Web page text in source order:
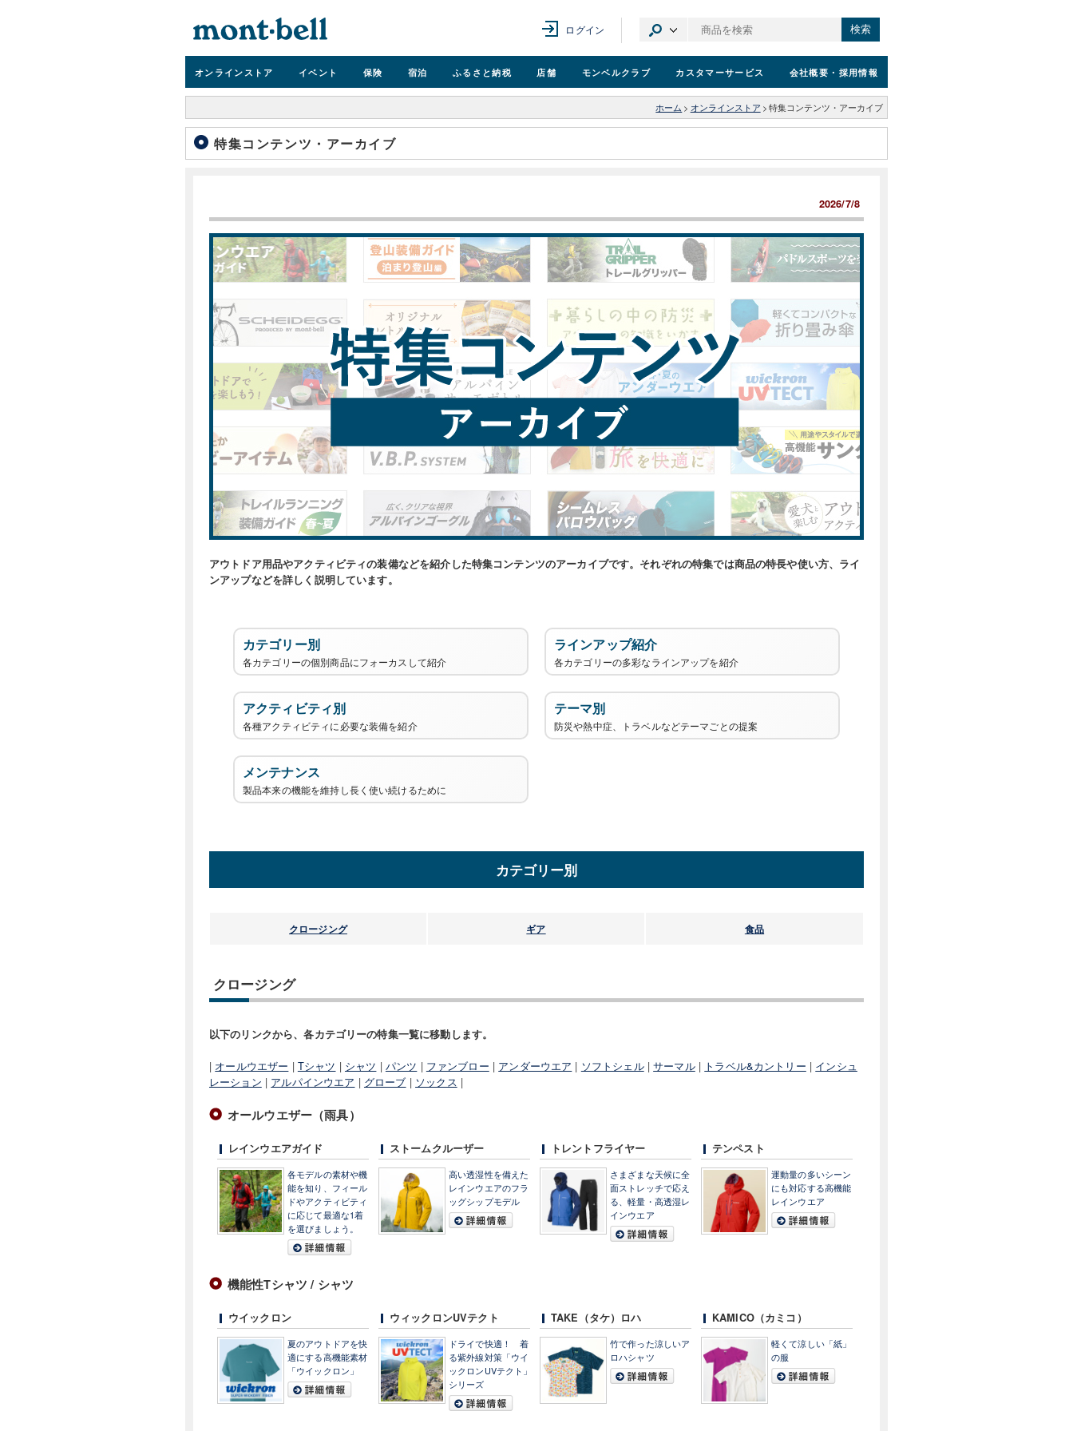
ログイン 検索
オンラインストア イベント 保険 宿泊 ふるさと納税 店舗 モンベルクラブ カスタマーサービス 会社概要 ・採用情報
ホーム > オンラインストア > 特集コンテンツ・アーカイブ
特集コンテンツ・アーカイブ
2026/7/8
アウトドア用品やアクティビティの装備などを紹介した特集コンテンツのアーカイブです。それぞれの特集では商品の特長や使い方、ライ
ンアップなどを詳しく説明しています。
カテゴリー別
各カテゴリーの個別商品にフォーカスして紹介
ラインアップ紹介
各カテゴリーの多彩なラインアップを紹介
アクティビティ別
各種アクティビティに必要な装備を紹介
テーマ別
防災や熱中症、トラベルなどテーマごとの提案
メンテナンス
製品本来の機能を維持し長く使い続けるために
カテゴリー別
クロージング ギア 食品
クロージング
以下のリンクから、各カテゴリーの特集一覧に移動します。
| オールウエザー | Tシャツ | シャツ | パンツ | ファンブロー | アンダーウエア | ソフトシェル|サーマル| トラベル&カントリー | インシュ
レーション | アルパインウエア | グローブ | ソックス |
オールウエザー（雨具）
レインウエアガイド
各モデルの素材や機
能を知り、フィール
ドやアクティビティ
に応じて最適な1着
を選びましょう。
ストームクルーザー
高い透湿性を備えた
レインウエアのフラ
ッグシップモデル
トレントフライヤー
さまざまな天候に全
面ストレッチで応え
る、軽量・高透湿レ
インウエア
テンペスト
運動量の多いシーン
にも対応する高機能
レインウエア
機能性Tシャツ / シャツ
ウイックロン
夏のアウトドアを快
適にする高機能素材
「ウイックロン」
ウィックロンUVテクト
ドライで快適！ 着
る紫外線対策「ウイ
ックロンUVテクト」
シリーズ
TAKE（タケ）ロハ
竹で作った涼しいア
ロハシャツ
KAMICO（カミコ）
軽くて涼しい「紙」
の服